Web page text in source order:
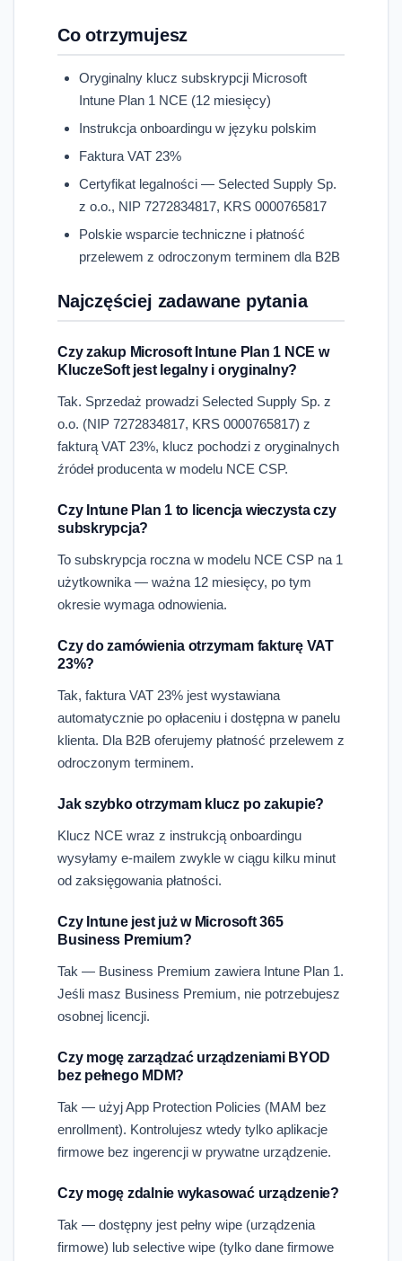
Co otrzymujesz
Oryginalny klucz subskrypcji Microsoft
Intune Plan 1 NCE (12 miesięcy)
Instrukcja onboardingu w języku polskim
Faktura VAT 23%
Certyfikat legalności — Selected Supply Sp.
z o.o., NIP 7272834817, KRS 0000765817
Polskie wsparcie techniczne i płatność
przelewem z odroczonym terminem dla B2B
Najczęściej zadawane pytania
Czy zakup Microsoft Intune Plan 1 NCE w
KluczeSoft jest legalny i oryginalny?
Tak. Sprzedaż prowadzi Selected Supply Sp. z
o.o. (NIP 7272834817, KRS 0000765817) z
fakturą VAT 23%, klucz pochodzi z oryginalnych
źródeł producenta w modelu NCE CSP.
Czy Intune Plan 1 to licencja wieczysta czy
subskrypcja?
To subskrypcja roczna w modelu NCE CSP na 1
użytkownika — ważna 12 miesięcy, po tym
okresie wymaga odnowienia.
Czy do zamówienia otrzymam fakturę VAT
23%?
Tak, faktura VAT 23% jest wystawiana
automatycznie po opłaceniu i dostępna w panelu
klienta. Dla B2B oferujemy płatność przelewem z
odroczonym terminem.
Jak szybko otrzymam klucz po zakupie?
Klucz NCE wraz z instrukcją onboardingu
wysyłamy e-mailem zwykle w ciągu kilku minut
od zaksięgowania płatności.
Czy Intune jest już w Microsoft 365
Business Premium?
Tak — Business Premium zawiera Intune Plan 1.
Jeśli masz Business Premium, nie potrzebujesz
osobnej licencji.
Czy mogę zarządzać urządzeniami BYOD
bez pełnego MDM?
Tak — użyj App Protection Policies (MAM bez
enrollment). Kontrolujesz wtedy tylko aplikacje
firmowe bez ingerencji w prywatne urządzenie.
Czy mogę zdalnie wykasować urządzenie?
Tak — dostępny jest pełny wipe (urządzenia
firmowe) lub selective wipe (tylko dane firmowe